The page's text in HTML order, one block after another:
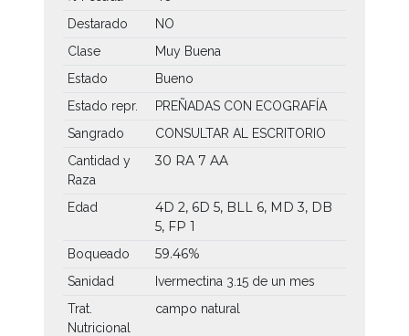
Destarado
NO
Clase
Muy Buena
Estado
Bueno
Estado repr.
PREÑADAS CON ECOGRAFÍA
Sangrado
CONSULTAR AL ESCRITORIO
Cantidad y
Raza
30 RA 7 AA
Edad
4D 2, 6D 5, BLL 6, MD 3, DB
5, FP 1
Boqueado 59.46%
Sanidad
Ivermectina 3.15 de un mes
Trat.
Nutricional
campo natural